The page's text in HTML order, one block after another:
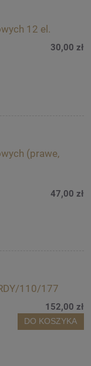
12 el.
30,00 zł
(prawe,
47,00 zł
110/177
152,00 zł
DO KOSZYKA